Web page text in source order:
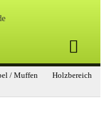
/ Muffen
Holzbereich